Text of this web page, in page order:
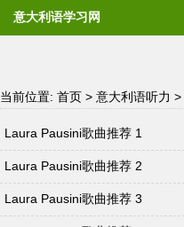
意大利语学习网
当前位置: 首页 > 意大利语听力 >
Laura Pausini歌曲推荐 1
Laura Pausini歌曲推荐 2
Laura Pausini歌曲推荐 3